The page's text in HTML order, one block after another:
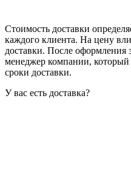
Стоимость доставки
каждого клиента. На цену
доставки. После оформления
менеджер компании,
сроки доставки.
У вас есть доставка?